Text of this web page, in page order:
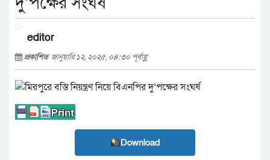
editor
প্রকাশিত জানুয়ারি ১২, ২০২৫, ০৪:৩০ পূর্বাহ্ণ
Download